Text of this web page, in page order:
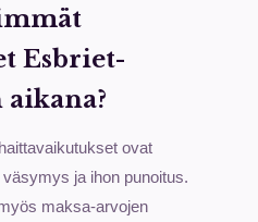
Esbriet-
ovat
ja ihon punoitus.
maksa-arvojen